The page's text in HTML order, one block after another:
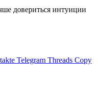
довериться интуиции
Telegram Threads Copy